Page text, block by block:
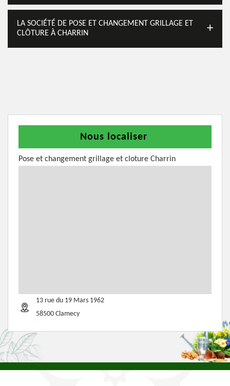
LA SOCIÉTÉ DE POSE ET CHANGEMENT GRILLAGE ET
CLÔTURE À CHARRIN
Nous localiser
Pose et changement grillage et cloture Charrin
13 rue du 19 Mars 1962
58500 Clamecy